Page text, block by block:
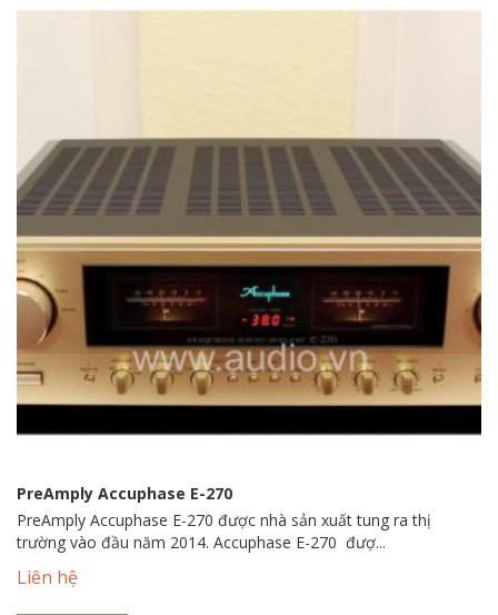
PreAmply Accuphase E-270
PreAmply Accuphase E-270 được nhà sản xuất tung ra thị
trường vào đầu năm 2014. Accuphase E-270 đượ...
Liên hệ